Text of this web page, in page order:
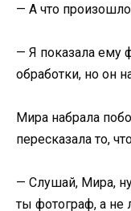
— А что
— Я показала ему
обработки, но он
Мира набрала
пересказала то,
— Слушай, Мира,
ты фотограф, а не